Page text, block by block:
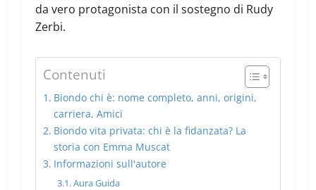
da vero protagonista con il sostegno di Rudy
Zerbi.
Contenuti
Biondo chi è: nome completo, anni, origini,
carriera, Amici
Biondo vita privata: chi è la fidanzata? La
storia con Emma Muscat
Informazioni sull'autore
Aura Guida